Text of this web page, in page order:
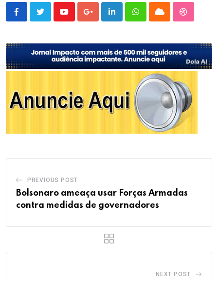
YoutubeGoogle+LinkedInWhatsappCloud
PREVIOUS POST
Bolsonaro ameaça usar Forças Armadas
contra medidas de governadores
NEXT POST